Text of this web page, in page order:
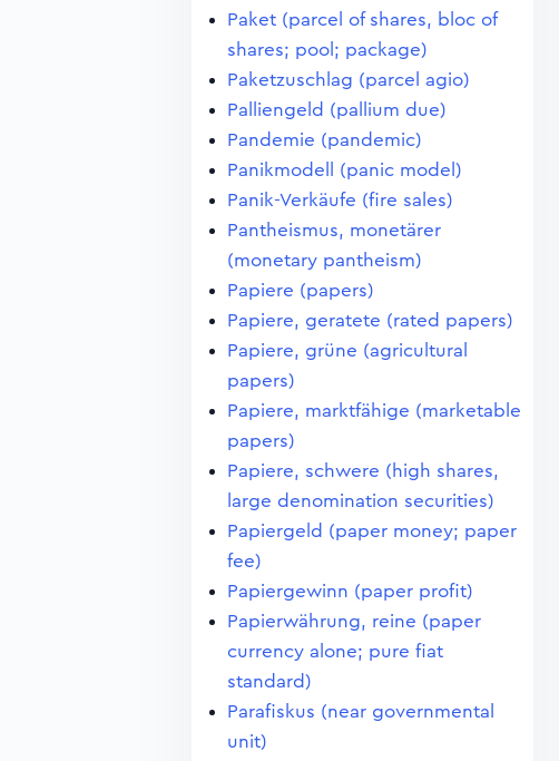
Paket (parcel of shares, bloc of
shares; pool; package)
Paketzuschlag (parcel agio)
Palliengeld (pallium due)
Pandemie (pandemic)
Panikmodell (panic model)
Panik-Verkäufe (fire sales)
Pantheismus, monetärer
(monetary pantheism)
Papiere (papers)
Papiere, geratete (rated papers)
Papiere, grüne (agricultural
papers)
Papiere, marktfähige (marketable
papers)
Papiere, schwere (high shares,
large denomination securities)
Papiergeld (paper money; paper
fee)
Papiergewinn (paper profit)
Papierwährung, reine (paper
currency alone; pure fiat
standard)
Parafiskus (near governmental
unit)